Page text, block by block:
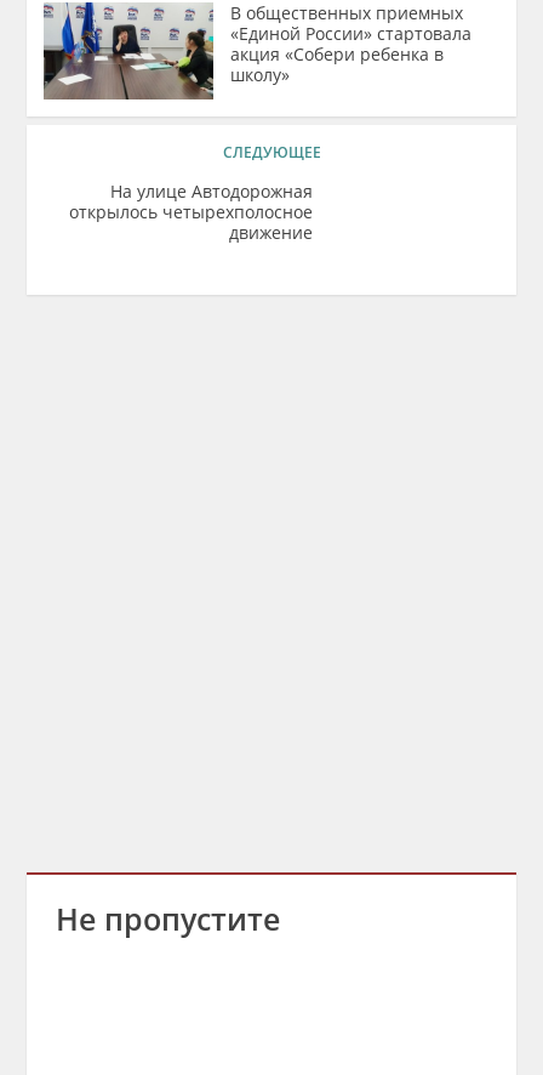
В общественных приемных
«Единой России» стартовала
акция «Собери ребенка в
школу»
СЛЕДУЮЩЕЕ
На улице Автодорожная
открылось четырехполосное
движение
Не пропустите